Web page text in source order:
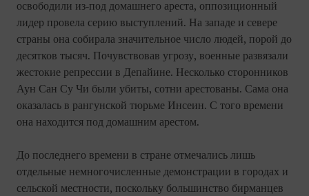
освободили из-под домашнего ареста, оппозиционный
лидер провела серию выступлений. На западе и севере
страны она собирала значительное число людей, порой до
десятков тысяч. Почувствовав угрозу, военные развязали
жестокие репрессии в Депайине. Несколько сторонников
Аун Сан Су Чи были убиты, сотни арестованы. Сама она
оказалась в рангунской тюрьме Инсеин. С того времени
она находится под домашним арестом.
До последнего времени в стране отмечались лишь
отдельные немногочисленные демонстрации в городах и
сельской местности, поскольку большинство бирманцев